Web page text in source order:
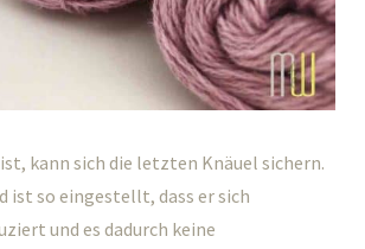
kann sich die letzten Knäuel sichern.
ist so eingestellt, dass er sich
und es dadurch keine